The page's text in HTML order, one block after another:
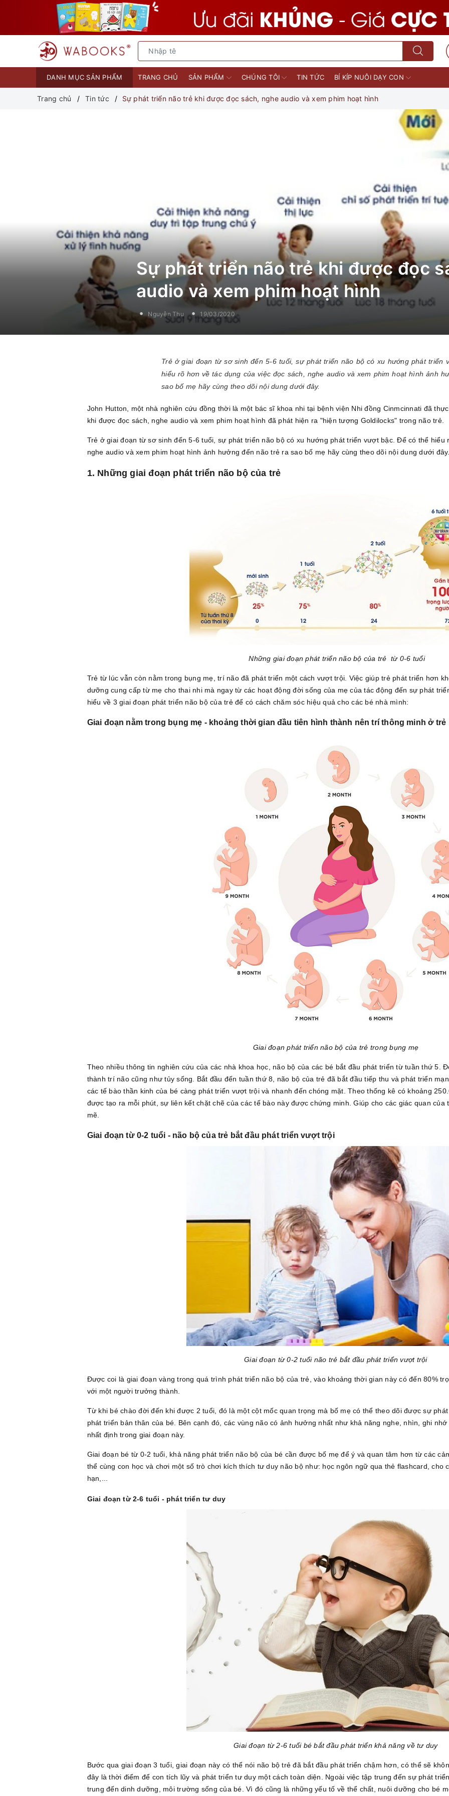
DANH MỤC SẢN PHẨM TRANG CHỦ SẢN PHẨM CHÚNG TÔI TIN TỨC BÍ KÍP NUÔI DẠY CON
Trang chủ Tin tức Sự phát triển não trẻ khi được đọc sách, nghe audio và xem phim hoạt hình
Sự phát triển não trẻ khi được đọc
audio và xem phim hoạt hình
Nguyễn Thu 19/03/2020
Trẻ ở giai đoạn từ sơ sinh đến 5-6 tuổi, sự phát triển não bộ có xu hướng phát triển
hiểu rõ hơn về tác dụng của việc đọc sách, nghe audio và xem phim hoạt hình ảnh
sao bố mẹ hãy cùng theo dõi nội dung dưới đây.
John Hutton, một nhà nghiên cứu đồng thời là một bác sĩ khoa nhi tại bệnh viện Nhi đồng Cinmcinnati đã
khi được đọc sách, nghe audio và xem phim hoạt hình đã phát hiện ra "hiện tượng Goldilocks" trong não trẻ.
Trẻ ở giai đoạn từ sơ sinh đến 5-6 tuổi, sự phát triển não bộ có xu hướng phát triển vượt bậc. Để có thể hiểu
nghe audio và xem phim hoạt hình ảnh hưởng đến não trẻ ra sao bố mẹ hãy cùng theo dõi nội dung dưới
1. Những giai đoạn phát triển não bộ của trẻ
Những giai đoạn phát triển não bộ của trẻ từ 0-6 tuổi
Trẻ từ lúc vẫn còn nằm trong bụng mẹ, trí não đã phát triển một cách vượt trội. Việc giúp trẻ phát triển hơn
dưỡng cung cấp từ mẹ cho thai nhi mà ngay từ các hoạt động đời sống của mẹ của tác động đến sự phát
hiểu về 3 giai đoạn phát triển não bộ của trẻ để có cách chăm sóc hiệu quả cho các bé nhà mình:
Giai đoạn nằm trong bụng mẹ - khoảng thời gian đầu tiên hình thành nên trí thông minh ở trẻ
Giai đoạn phát triển não bộ của trẻ trong bụng mẹ
Theo nhiều thông tin nghiên cứu của các nhà khoa học, não bộ của các bé bắt đầu phát triển từ tuần thứ 5.
thành trí não cũng như tủy sống. Bắt đầu đến tuần thứ 8, não bộ của trẻ đã bắt đầu tiếp thu và phát triển
các tế bào thần kinh của bé càng phát triển vượt trội và nhanh đến chóng mặt. Theo thống kê có khoảng
được tạo ra mỗi phút, sự liên kết chặt chẽ của các tế bào này được chứng minh. Giúp cho các giác quan của
mẽ.
Giai đoạn từ 0-2 tuổi - não bộ của trẻ bắt đầu phát triển vượt trội
Giai đoạn từ 0-2 tuổi não trẻ bắt đầu phát triển vượt trội
Được coi là giai đoạn vàng trong quá trình phát triển não bộ của trẻ, vào khoảng thời gian này có đến 80%
với một người trưởng thành.
Từ khi bé chào đời đến khi được 2 tuổi, đó là một cột mốc quan trọng mà bố mẹ có thể theo dõi được sự
phát triển bản thân của bé. Bên cạnh đó, các vùng não có ảnh hưởng nhất như khả năng nghe, nhìn, ghi
nhất định trong giai đoạn này.
Giai đoạn bé từ 0-2 tuổi, khả năng phát triển não bộ của bé cần được bố mẹ để ý và quan tâm hơn từ các
thể cùng con học và chơi một số trò chơi kích thích tư duy não bộ như: học ngôn ngữ qua thẻ flashcard, cho
hạn,...
Giai đoạn từ 2-6 tuổi - phát triển tư duy
Giai đoạn từ 2-6 tuổi bé bắt đầu phát triển khả năng về tư duy
Bước qua giai đoạn 3 tuổi, giai đoạn này có thể nói não bộ trẻ đã bắt đầu phát triển chậm hơn, có thể sẽ
đây là thời điểm để con tích lũy và phát triển tư duy một cách toàn diện. Ngoài việc tập trung đến sự phát
trung đến dinh dưỡng, môi trường sống của bé. Vì đó cũng là những yếu tố về thể chất, nuôi dưỡng cho bé